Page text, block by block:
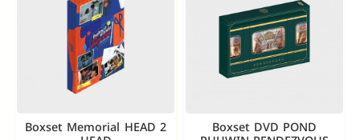
Boxset Memorial HEAD 2
Boxset DVD POND